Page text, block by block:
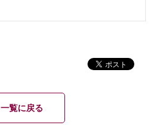
一覧に戻る